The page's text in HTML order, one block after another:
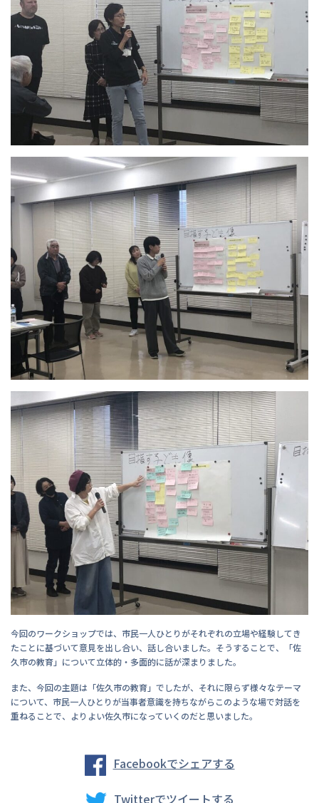
今回のワークショップでは、市民一人ひとりがそれぞれの立場や経験してき
たことに基づいて意見を出し合い、話し合いました。そうすることで、「佐
久市の教育」について立体的・多面的に話が深まりました。
また、今回の主題は「佐久市の教育」でしたが、それに限らず様々なテーマ
について、市民一人ひとりが当事者意識を持ちながらこのような場で対話を
重ねることで、よりよい佐久市になっていくのだと思いました。
Facebookでシェアする
Twitterでツイートする